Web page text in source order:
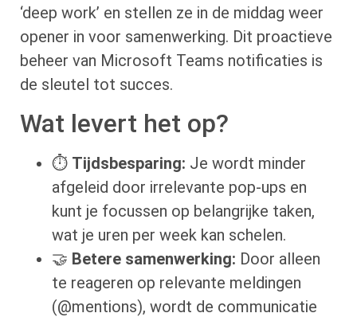
‘deep work’ en stellen ze in de middag weer
opener in voor samenwerking. Dit proactieve
beheer van Microsoft Teams notificaties is
de sleutel tot succes.
Wat levert het op?
⏱️ Tijdsbesparing: Je wordt minder
afgeleid door irrelevante pop-ups en
kunt je focussen op belangrijke taken,
wat je uren per week kan schelen.
🤝 Betere samenwerking: Door alleen
te reageren op relevante meldingen
(@mentions), wordt de communicatie